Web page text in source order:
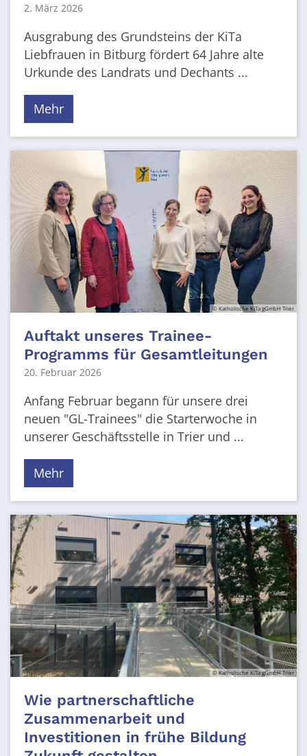
2. März 2026
Ausgrabung des Grundsteins der KiTa
Liebfrauen in Bitburg fördert 64 Jahre alte
Urkunde des Landrats und Dechants ...
Mehr
© Katholische KiTa gGmbH Trier
Auftakt unseres Trainee-
Programms für Gesamtleitungen
20. Februar 2026
Anfang Februar begann für unsere drei
neuen "GL-Trainees" die Starterwoche in
unserer Geschäftsstelle in Trier und ...
Mehr
© Katholische KiTa gGmbH Trier
Wie partnerschaftliche
Zusammenarbeit und
Investitionen in frühe Bildung